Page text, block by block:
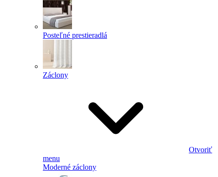
Posteľné prestieradlá
Záclony
Otvoriť
menu
Moderné záclony